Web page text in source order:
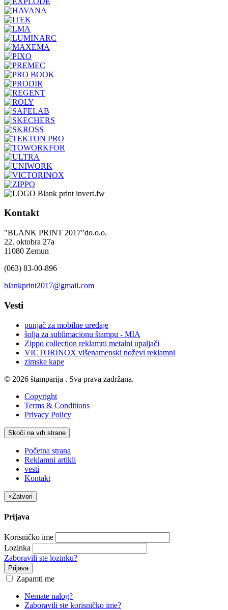
Kontakt
"BLANK PRINT 2017"do.o.o.
22. oktobra 27a
11080 Zemun
(063) 83-00-896
Vesti
punjač za mobilne uređaje
šolja za sublimacionu štampu - MIA
Zippo collection reklamni metalni upaljači
VICTORINOX višenamenski noževi reklamni
zimske kape
© 2026 štamparija . Sva prava zadržana.
Copyright
Terms & Conditions
Privacy Policy
Skoči na vrh strane
Početna strana
Reklamni artikli
vesti
Kontakt
×Zatvori
Prijava
Korisničko ime
Lozinka
Zaboravili ste lozinku?
Prijava
Zapamti me
Nemate nalog?
Zaboravili ste korisničko ime?